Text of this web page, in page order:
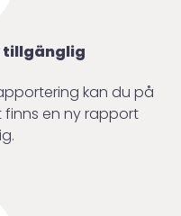
tillgänglig
kan du på
en ny rapport